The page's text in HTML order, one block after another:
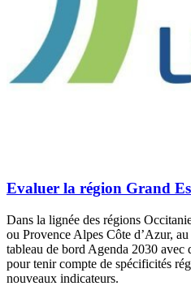
Evaluer la région Grand
Dans la lignée des régions
ou Provence Alpes Côte d’Azur,
tableau de bord Agenda 2030 avec
pour tenir compte de spécificités
nouveaux indicateurs.